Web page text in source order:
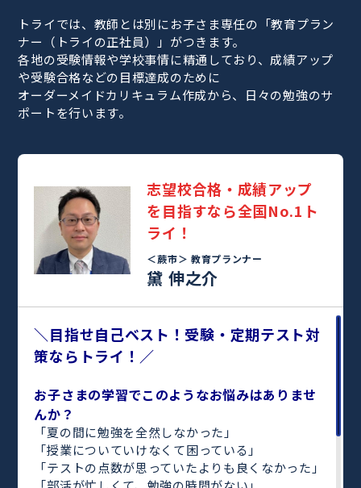
トライでは、教師とは別にお子さま専任の「教育プラン
ナー（トライの正社員）」がつきます。
各地の受験情報や学校事情に精通しており、成績アップ
や受験合格などの目標達成のために
オーダーメイドカリキュラム作成から、日々の勉強のサ
ポートを行います。
志望校合格・成績アップ
を目指すなら全国No.1ト
ライ！
＜蕨市＞ 教育プランナー
黛 伸之介
＼目指せ自己ベスト！受験・定期テスト対
策ならトライ！／
お子さまの学習でこのようなお悩みはありませ
んか？
「夏の間に勉強を全然しなかった」
「授業についていけなくて困っている」
「テストの点数が思っていたよりも良くなかった」